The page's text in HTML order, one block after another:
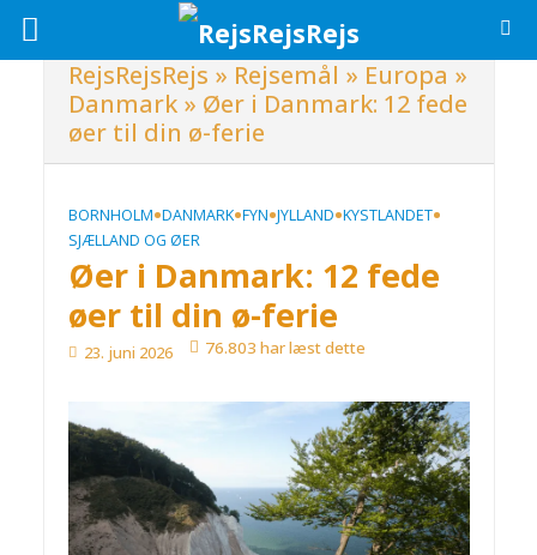
RejsRejsRejs » Rejsemål » Europa »
Danmark» Øer i Danmark: 12 fede
øer til din ø-ferie
BORNHOLM•DANMARK•FYN•JYLLAND•KYSTLANDET•
SJÆLLAND OG ØER
Øer i Danmark: 12 fede
øer til din ø-ferie
23. juni 2026 76.803 har læst dette